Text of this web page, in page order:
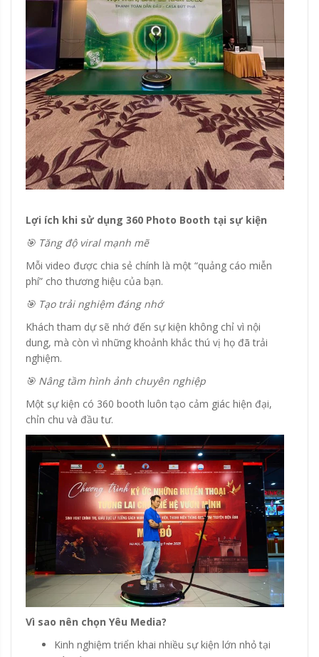
Lợi ích khi sử dụng 360 Photo Booth tại sự kiện
🎯 Tăng độ viral mạnh mẽ
Mỗi video được chia sẻ chính là một “quảng cáo miễn
phí” cho thương hiệu của bạn.
🎯 Tạo trải nghiệm đáng nhớ
Khách tham dự sẽ nhớ đến sự kiện không chỉ vì nội
dung, mà còn vì những khoảnh khắc thú vị họ đã trải
nghiệm.
🎯 Nâng tầm hình ảnh chuyên nghiệp
Một sự kiện có 360 booth luôn tạo cảm giác hiện đại,
chỉn chu và đầu tư.
Vì sao nên chọn Yêu Media?
Kinh nghiệm triển khai nhiều sự kiện lớn nhỏ tại